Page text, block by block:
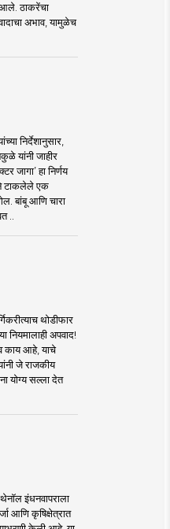
आले. ठाकरेंचा
अभाव, यामुळेच
निर्देशानुसार,
यांनी जाहीर
जागा’ हा निर्णय
टाकलेले एक
बांबू आणि चारा
..
थोडीफार
नियमालाही अपवाद!
काय आहे, याचे
जे राजकीय
योग्य सल्ला देत
इंधनवापराला
आणि कृषिक्षेत्रात